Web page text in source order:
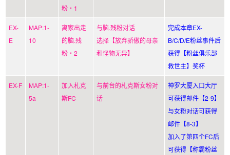
粉・1
EX-
E
MAP:1-
10
离家出走
的脑.残
粉・2
与脑.残粉对话
选择【放弃骄傲的母亲
和怪物无异】
完成本章EX-
B/C/D/E粉丝事件后
获得【粉丝俱乐部
救世主】奖杯
EX-F
MAP:1-
5a
加入札克
斯FC
与前台的札克斯女粉对
话
神罗大厦入口大厅
可获得邮件【2-9】
与女粉对话可获得
邮件【8-3】
加入了第四个FC后
可获得【称霸粉丝